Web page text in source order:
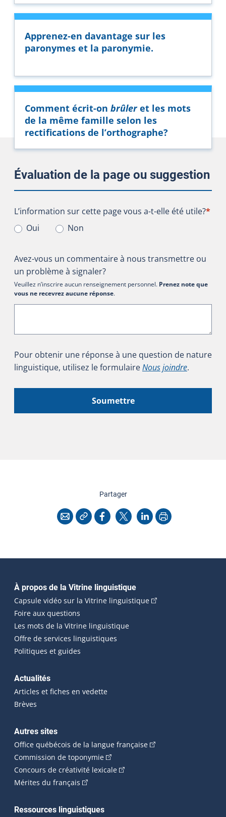
Apprenez-en davantage sur les
paronymes et la paronymie.
Comment écrit-on brûleret les mots
de la même famille selon les
rectifications de l’orthographe?
Évaluation de la page ou suggestion
L’information sur cette page vous a-t-elle été utile?
L’information sur cette page vous a-t-elle été utile?*
Oui
Non
Avez-vous un commentaire à nous transmettre ou
un problème à signaler?
Veuillez n’inscrire aucun renseignement personnel. Prenez note que
vous ne recevrez aucune réponse.
Pour obtenir une réponse à une question de nature
linguistique, utilisez le formulaireNous joindre.
Soumettre
Partagercette page
CourrielCopier l'adresse
Facebook
X LinkedInImprimer
Navigation principale
À propos de la Vitrine linguistique
Capsule vidéo sur la Vitrine linguistique(Cet hyperlien
Foire aux questions
Les mots de la Vitrine linguistique
Offre de services linguistiques
Politiques et guides
Actualités
Articles et fiches en vedette
Brèves
Autres sites
Office québécois de la langue française(Cet hyperlien
Commission de toponymie(Cet hyperlien externe s'ouvrira
Concours de créativité lexicale(Cet hyperlien externe
Mérites du français (Cet hyperlien externe s'ouvrira dans une
Ressources linguistiques